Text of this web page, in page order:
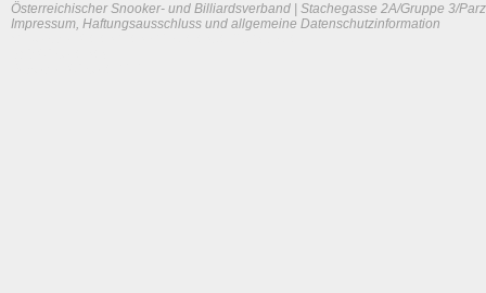
Österreichischer Snooker- und Billiardsverband | Stachegasse 2A/Gruppe 3/
Impressum, Haftungsausschluss und allgemeine Datenschutzinformation